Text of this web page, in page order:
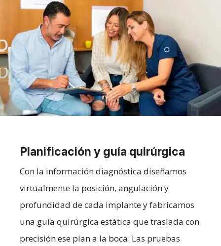
Planificación y guía quirúrgica
Con la información diagnóstica diseñamos
virtualmente la posición, angulación y
profundidad de cada implante y fabricamos
una guía quirúrgica estática que traslada con
precisión ese plan a la boca. Las pruebas